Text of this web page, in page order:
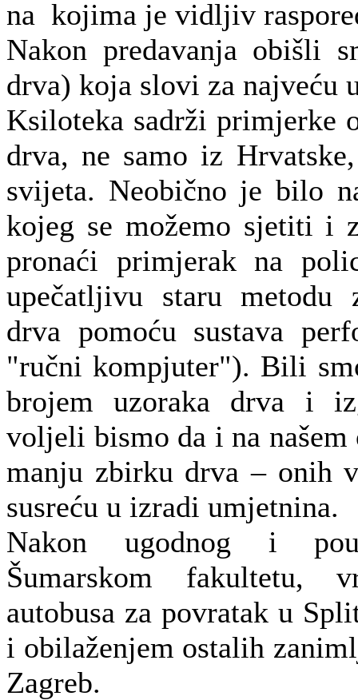
na kojima je vidljiv
Nakon predavanja obišli
drva) koja slovi za najveću
Ksiloteka sadrži primjerke
drva, ne samo iz
svijeta. Neobično je bilo
kojeg se možemo sjetiti i
pronaći primjerak na
upečatljivu staru metodu
drva pomoću sustava
"ručni kompjuter"). Bili
brojem uzoraka drva i
voljeli bismo da i na
manju zbirku drva – onih
susreću u izradi umjetnina.
Nakon ugodnog i
Šumarskom fakultetu,
autobusa za povratak u
i obilaženjem ostalih
Zagreb.